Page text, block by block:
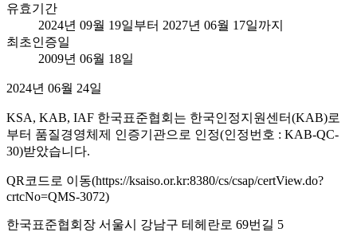
유효기간
2024년 09월 19일부터 2027년 06월 17일까지
최초인증일
2009년 06월 18일
2024년 06월 24일
KSA, KAB, IAF 한국표준협회는 한국인정지원센터(KAB)로
부터 품질경영체제 인증기관으로 인정(인정번호 : KAB-QC-
30)받았습니다.
QR코드로 이동(https://ksaiso.or.kr:8380/cs/csap/certView.do?
crtcNo=QMS-3072)
한국표준협회장 서울시 강남구 테헤란로 69번길 5